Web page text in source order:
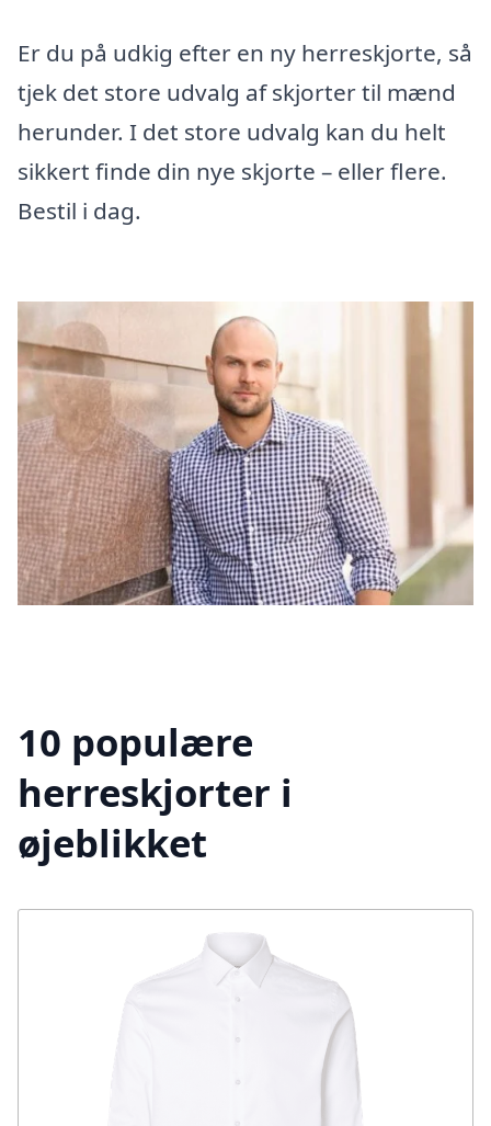
Er du på udkig efter en ny herreskjorte, så
tjek det store udvalg af skjorter til mænd
herunder. I det store udvalg kan du helt
sikkert finde din nye skjorte – eller flere.
Bestil i dag.
10 populære
herreskjorter i
øjeblikket